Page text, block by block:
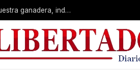
Corrientes: La Rural celebra 90 años con una megamuestra ganadera, industrial y artística